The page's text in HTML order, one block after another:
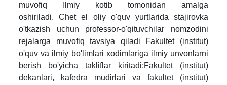
muvofiq Ilmiy kotib tomonidan amalga
oshiriladi.Chet el oliy o'quv yurtlarida stajirovka
o'tkazish uchun professor-o'qituvchilar nomzodini
rejalarga muvofiq tavsiya qiladi
Fakultet (institut)
o'quv va ilmiy bo'limlari xodimlariga ilmiy unvonlarni
berish bo'yicha takliflar kiritadi;Fakultet (institut)
dekanlari, kafedra mudirlari va fakultet (institut)